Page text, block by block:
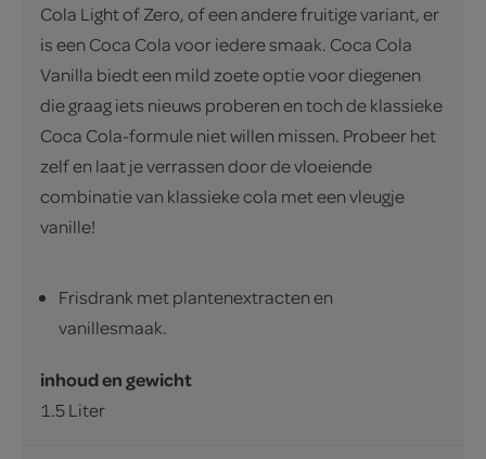
Cola Light of Zero, of een andere fruitige variant, er
is een Coca Cola voor iedere smaak. Coca Cola
Vanilla biedt een mild zoete optie voor diegenen
die graag iets nieuws proberen en toch de klassieke
Coca Cola-formule niet willen missen. Probeer het
zelf en laat je verrassen door de vloeiende
combinatie van klassieke cola met een vleugje
vanille!
Frisdrank met plantenextracten en
vanillesmaak.
inhoud en gewicht
1.5 Liter